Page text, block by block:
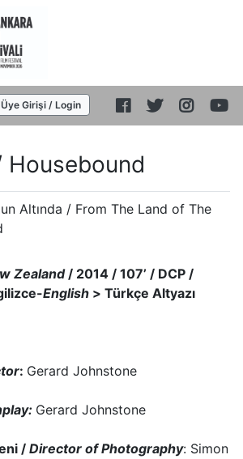
Üye Girişi / Login
Housebound
Altında / From The Land of The
Zealand/ 2014 / 107’ / DCP /
English > Türkçe Altyazı
: Gerard Johnstone
Gerard Johnstone
/ Director of Photography: Simon